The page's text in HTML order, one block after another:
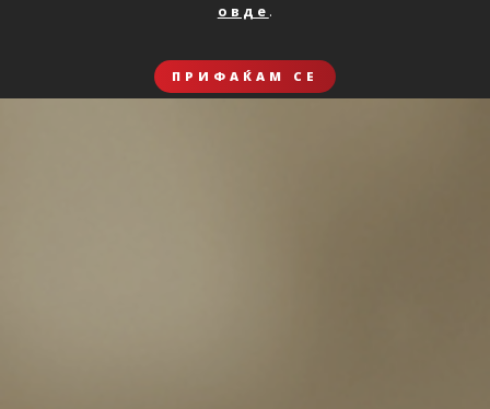
овде .
ПРИФАЌАМ СЕ